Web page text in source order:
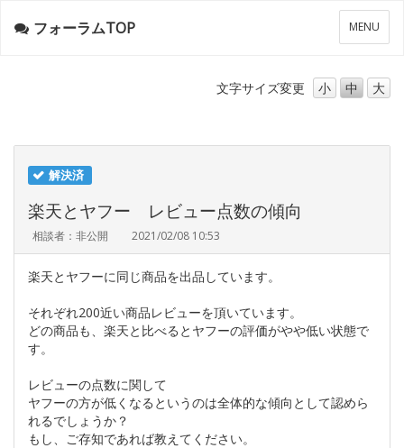
メ
ニ
ー
MENU
フォーラムTOP
文字サイズ変更 小 中 大
解決済
楽天とヤフー レビュー点数の傾向
相談者：非公開 2021/02/08 10:53
楽天とヤフーに同じ商品を出品しています。
それぞれ200近い商品レビューを頂いています。
どの商品も、楽天と比べるとヤフーの評価がやや低い状態で
す。
レビューの点数に関して
ヤフーの方が低くなるというのは全体的な傾向として認めら
れるでしょうか？
もし、ご存知であれば教えてください。